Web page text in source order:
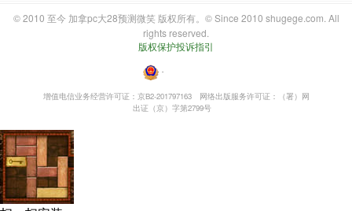
© 2010 至今 加拿pc大28预测微笑 版权所有。© Since 2010 shugege.com. All
rights reserved.
版权保护投诉指引
・
增值电信业务经营许可证：京B2-201797163
网络出版服务许可证：（署）网
出证（京）字第2799号